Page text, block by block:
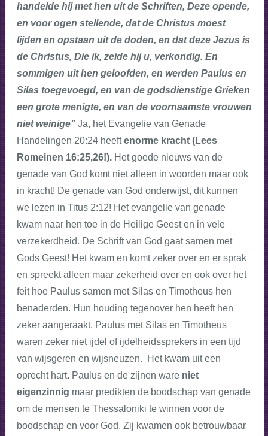
handelde hij met hen uit de Schriften, Deze opende,
en voor ogen stellende, dat de Christus moest
lijden en opstaan uit de doden, en dat deze Jezus is
de Christus, Die ik, zeide hij u, verkondig. En
sommigen uit hen geloofden, en werden Paulus en
Silas toegevoegd, en van de godsdienstige Grieken
een grote menigte, en van de voornaamste vrouwen
niet weinige”Ja, het Evangelie van Genade
Handelingen 20:24 heeftenorme kracht (Lees
Romeinen 16:25,26!). Het goede nieuws van de
genade van God komt niet alleen in woorden maar ook
in kracht! De genade van God onderwijst, dit kunnen
we lezen in Titus 2:12! Het evangelie van genade
kwam naar hen toe in de Heilige Geest en in vele
verzekerdheid. De Schrift van God gaat samen met
Gods Geest! Het kwam en komt zeker over en er sprak
en spreekt alleen maar zekerheid over en ook over het
feit hoe Paulus samen met Silas en Timotheus hen
benaderden. Hun houding tegenover hen heeft hen
zeker aangeraakt. Paulus met Silas en Timotheus
waren zeker niet ijdel of ijdelheidssprekers in een tijd
van wijsgeren en wijsneuzen. Het kwam uit een
oprecht hart. Paulus en de zijnen ware niet
eigenzinnig maar predikten de boodschap van genade
om de mensen te Thessaloniki te winnen voor de
boodschap en voor God. Zij kwamen ook betrouwbaar